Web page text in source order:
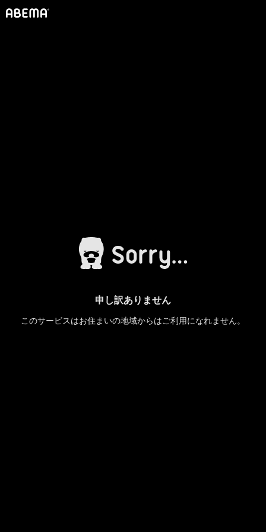
申し訳ありません
このサービスはお住まいの地域からはご利用になれません。